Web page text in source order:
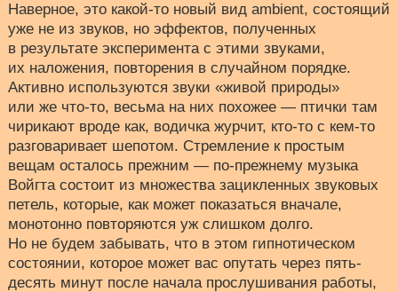
Наверное, это какой-то новый вид ambient, состоящий
уже не из звуков, но эффектов, полученных
в результате эксперимента с этими звуками,
их наложения, повторения в случайном порядке.
Активно используются звуки «живой природы»
или же что-то, весьма на них похожее — птички там
чирикают вроде как, водичка журчит, кто-то с кем-то
разговаривает шепотом. Стремление к простым
вещам осталось прежним — по-прежнему музыка
Войгта состоит из множества зацикленных звуковых
петель, которые, как может показаться вначале,
монотонно повторяются уж слишком долго.
Но не будем забывать, что в этом гипнотическом
состоянии, которое может вас опутать через пять-
десять минут после начала прослушивания работы,